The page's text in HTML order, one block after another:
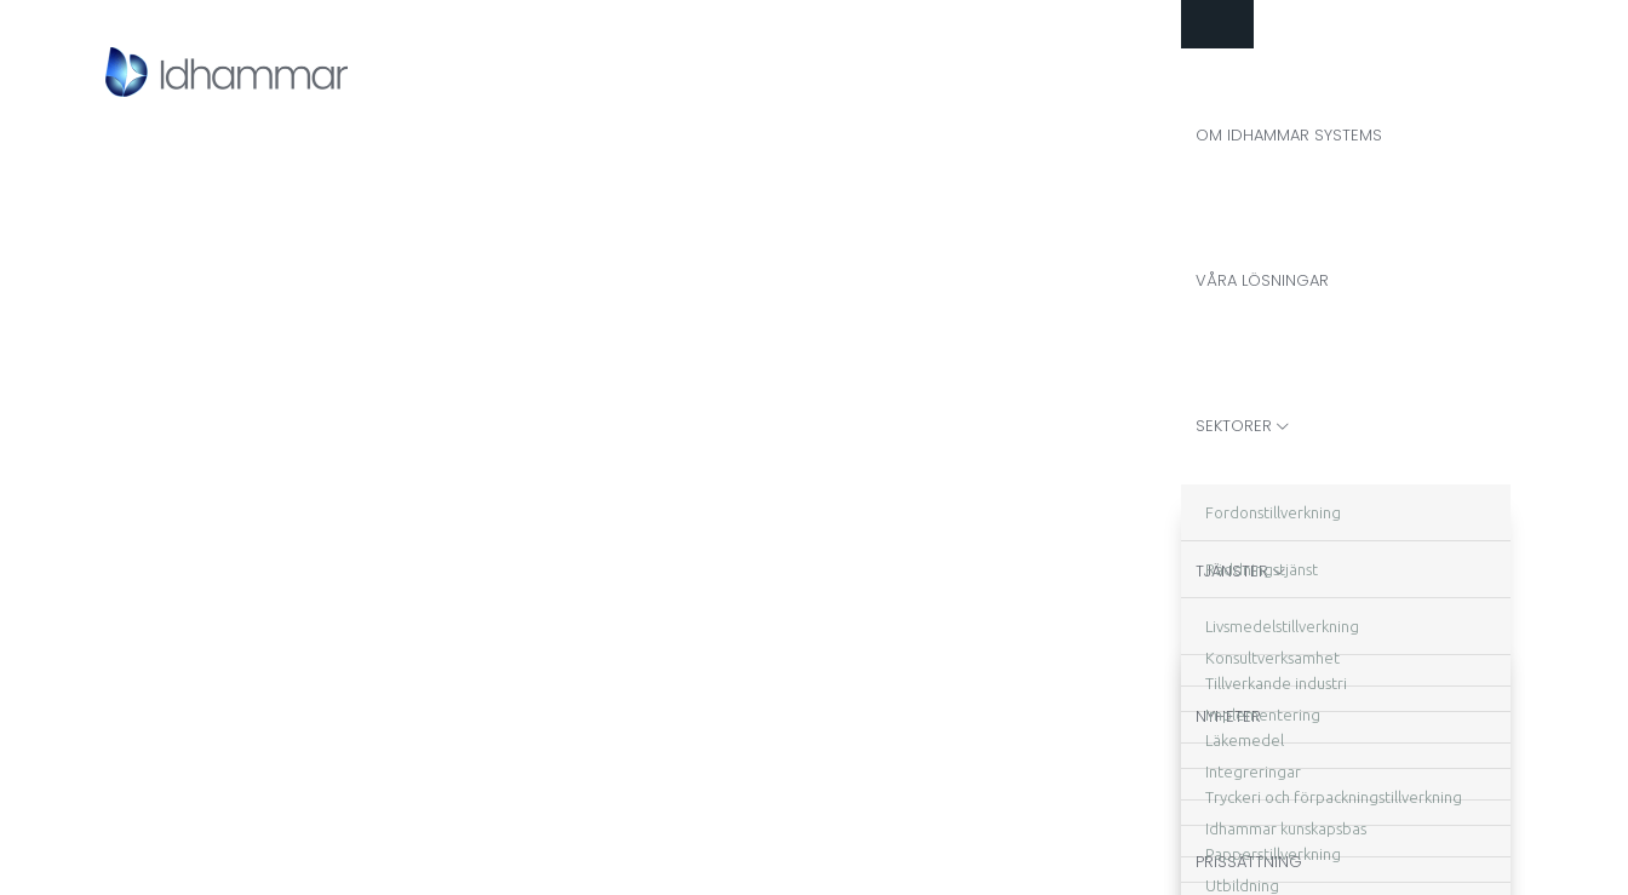
OM IDHAMMAR SYSTEMS
VÅRA LÖSNINGAR
SEKTORER
Fordonstillverkning
Räddningstjänst
Livsmedelstillverkning
Tillverkande industri
Läkemedel
Tryckeri och förpackningstillverkning
Papperstillverkning
TJÄNSTER
Konsultverksamhet
Implementering
Integreringar
Idhammar kunskapsbas
Utbildning
NYHETER
PRISSÄTTNING